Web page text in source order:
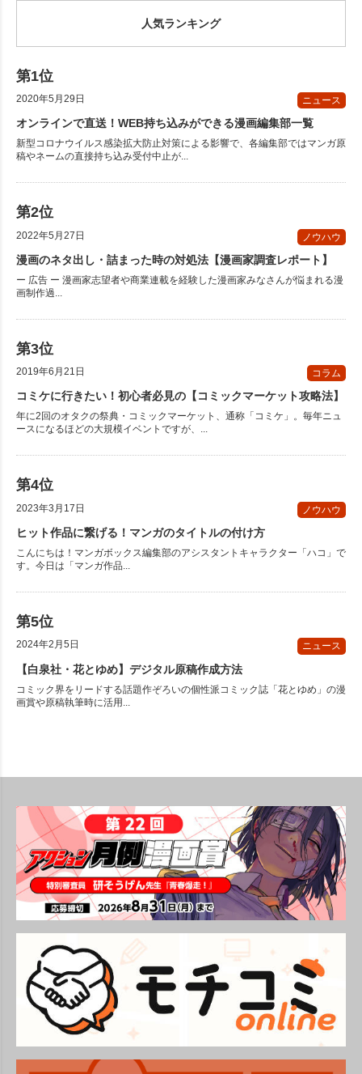
人気ランキング
2020年5月29日 ニュース
オンラインで直送！WEB持ち込みができる漫画編集部一覧
新型コロナウイルス感染拡大防止対策による影響で、各編集部ではマンガ原
稿やネームの直接持ち込み受付中止が...
2022年5月27日 ノウハウ
漫画のネタ出し・詰まった時の対処法【漫画家調査レポート】
ー 広告 ー 漫画家志望者や商業連載を経験した漫画家みなさんが悩まれる漫
画制作過...
2019年6月21日 コラム
コミケに行きたい！初心者必見の【コミックマーケット攻略法】
年に2回のオタクの祭典・コミックマーケット、通称「コミケ」。毎年ニュ
ースになるほどの大規模イベントですが、...
2023年3月17日 ノウハウ
ヒット作品に繋げる！マンガのタイトルの付け方
こんにちは！マンガボックス編集部のアシスタントキャラクター「ハコ」で
す。今日は「マンガ作品...
2024年2月5日 ニュース
【白泉社・花とゆめ】デジタル原稿作成方法
コミック界をリードする話題作ぞろいの個性派コミック誌「花とゆめ」の漫
画賞や原稿執筆時に活用...